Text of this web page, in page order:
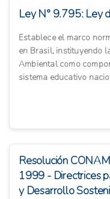
Ley N° 9.795: Ley
Establece el marco
en Brasil, instituyendo
Ambiental como
sistema educativo
Resolución
1999 - Directrices
y Desarrollo